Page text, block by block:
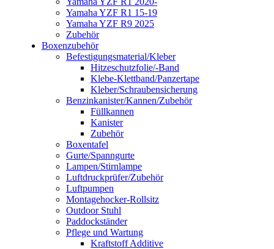
Yamaha YZF R1 15-19
Yamaha YZF R9 2025
Zubehör
Boxenzubehör
Befestigungsmaterial/Kleber
Hitzeschutzfolie/-Band
Klebe-Klettband/Panzertape
Kleber/Schraubensicherung
Benzinkanister/Kannen/Zubehör
Füllkannen
Kanister
Zubehör
Boxentafel
Gurte/Spanngurte
Lampen/Stirnlampe
Luftdruckprüfer/Zubehör
Luftpumpen
Montagehocker-Rollsitz
Outdoor Stuhl
Paddockständer
Pflege und Wartung
Kraftstoff Additive